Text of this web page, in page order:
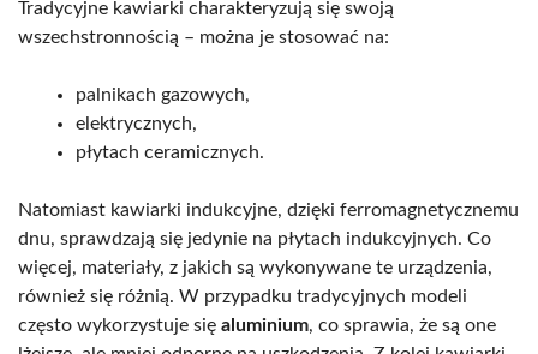
Tradycyjne kawiarki charakteryzują się swoją
wszechstronnością – można je stosować na:
palnikach gazowych,
elektrycznych,
płytach ceramicznych.
Natomiast kawiarki indukcyjne, dzięki ferromagnetycznemu
dnu, sprawdzają się jedynie na płytach indukcyjnych. Co
więcej, materiały, z jakich są wykonywane te urządzenia,
również się różnią. W przypadku tradycyjnych modeli
często wykorzystuje się aluminium, co sprawia, że są one